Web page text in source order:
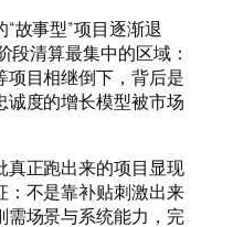
故事型”项目逐渐退
段清算最集中的区域：
目相继倒下，背后是
度的增长模型被市场
真正跑出来的项目显现
：不是靠补贴刺激出来
需场景与系统能力，完